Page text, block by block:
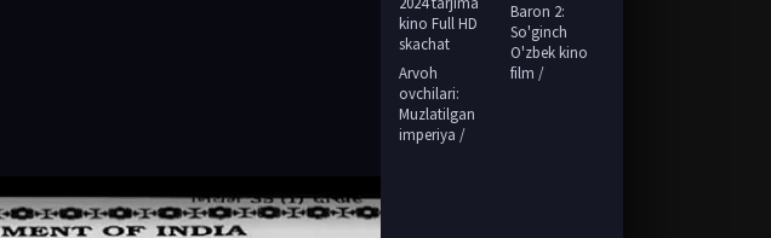
Arvoh
ovchilari:
Muzlatilgan
imperiya /
Baron 2:
So'ginch
O'zbek kino
film /